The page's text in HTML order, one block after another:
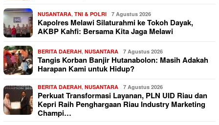
NUSANTARA, TNI & POLRI 7 Agustus 2026
Kapolres Melawi Silaturahmi ke Tokoh Dayak,
AKBP Kahfi: Bersama Kita Jaga Melawi
BERITA DAERAH, NUSANTARA 7 Agustus 2026
Tangis Korban Banjir Hutanabolon: Masih Adakah
Harapan Kami untuk Hidup?
BERITA DAERAH, NUSANTARA 7 Agustus 2026
Perkuat Transformasi Layanan, PLN UID Riau dan
Kepri Raih Penghargaan Riau Industry Marketing
Champi…